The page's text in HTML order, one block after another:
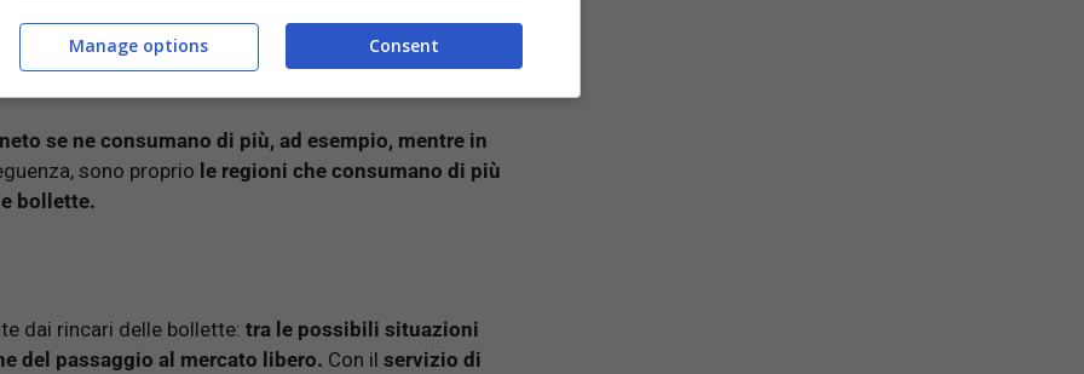
certo per tutte le famiglie
se ne consumano di più, ad esempio, mentre in
sono proprio le regioni che consumano di più
bollette.
dai rincari delle bollette: tra le possibili situazioni
del passaggio al mercato libero. Con il servizio di
Consent
Manage options